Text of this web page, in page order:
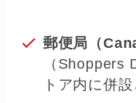
郵便局（
（Shoppers
トア内に併